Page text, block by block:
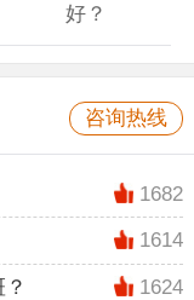
好？
咨询热线
1682
1614
1624